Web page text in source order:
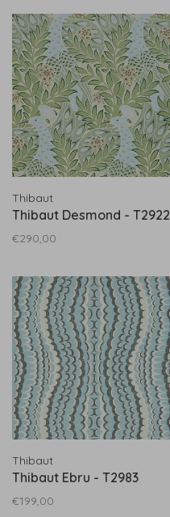
Thibaut
Thibaut Desmond - T2922
€290,00
Thibaut
Thibaut Ebru - T2983
€199,00